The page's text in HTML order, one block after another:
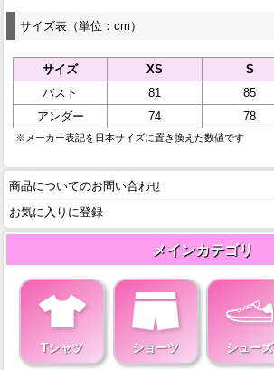
サイズ表（単位：cm）
サイズ XS S
バスト
81 85
アンダー
74 78
※メーカー表記を日本サイズに置き換えた数値です
商品についてのお問い合わせ
お気に入りに登録
メインカテゴリ
Tシャツ ショーツ シューズ